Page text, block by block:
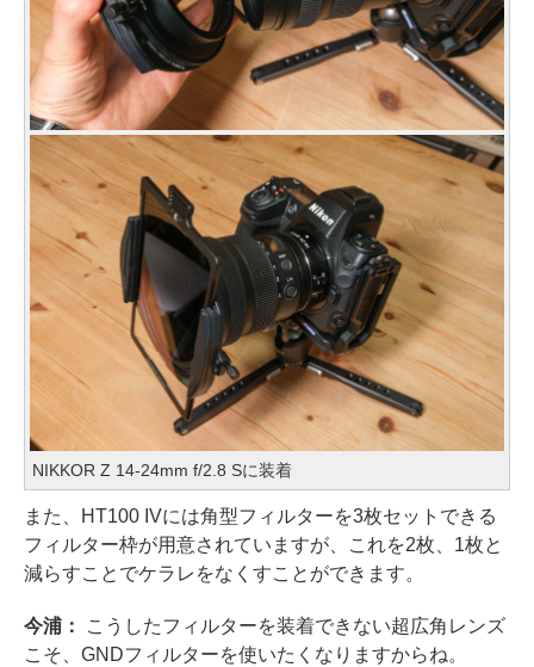
NIKKOR Z 14-24mm f/2.8 Sに装着
また、HT100 IVには角型フィルターを3枚セットできる
フィルター枠が用意されていますが、これを2枚、1枚と
減らすことでケラレをなくすことができます。
今浦：
こうしたフィルターを装着できない超広角レンズ
こそ、GNDフィルターを使いたくなりますからね。